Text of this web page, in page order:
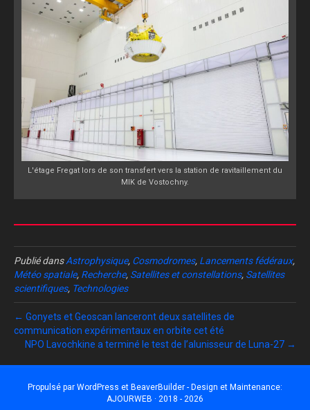
L'étage Fregat lors de son transfert vers la station de ravitaillement du
MIK de Vostochny.
Publié dansAstrophysique, Cosmodromes, Lancements fédéraux,
Météo spatiale, Recherche, Satellites et constellations, Satellites
scientifiques, Technologies
← Gonyets et Geoscan lanceront deux satellites de
communication expérimentaux en orbite cet été
NPO Lavochkine a terminé le test de l’alunisseur de Luna-27 →
Propulsé par WordPress et BeaverBuilder - Design et Maintenance:
AJOURWEB · 2018 - 2026